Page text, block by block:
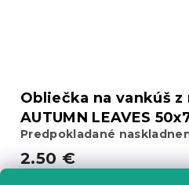
Obliečka na vankúš
AUTUMN LEAVES
Predpokladané
2.50 €